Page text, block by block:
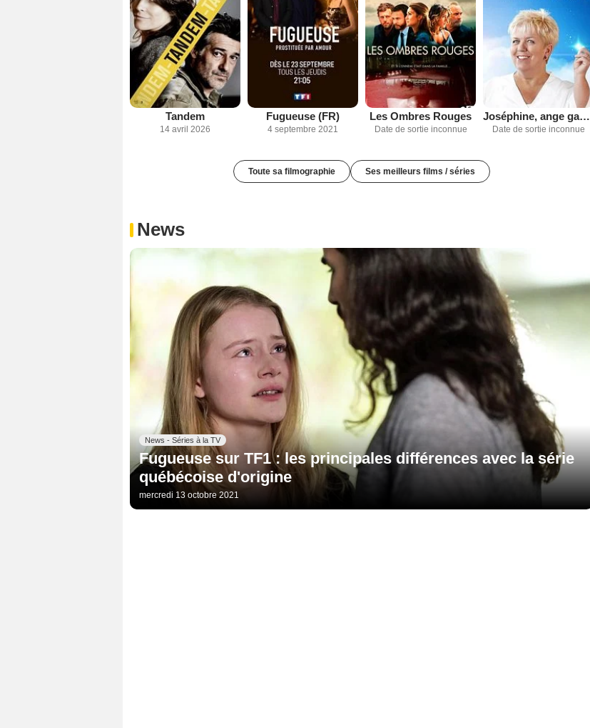
Tandem
14 avril 2026
Fugueuse (FR)
4 septembre 2021
Les Ombres Rouges
Date de sortie inconnue
Joséphine, ange gardien
Date de sortie inconnue
Toute sa filmographie Ses meilleurs films / séries
News
News - Séries à la TV
Fugueuse sur TF1 : les principales différences avec la série
québécoise d'origine
mercredi 13 octobre 2021